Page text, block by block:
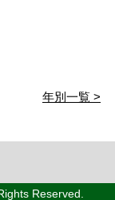
年別一覧 >
Reserved.